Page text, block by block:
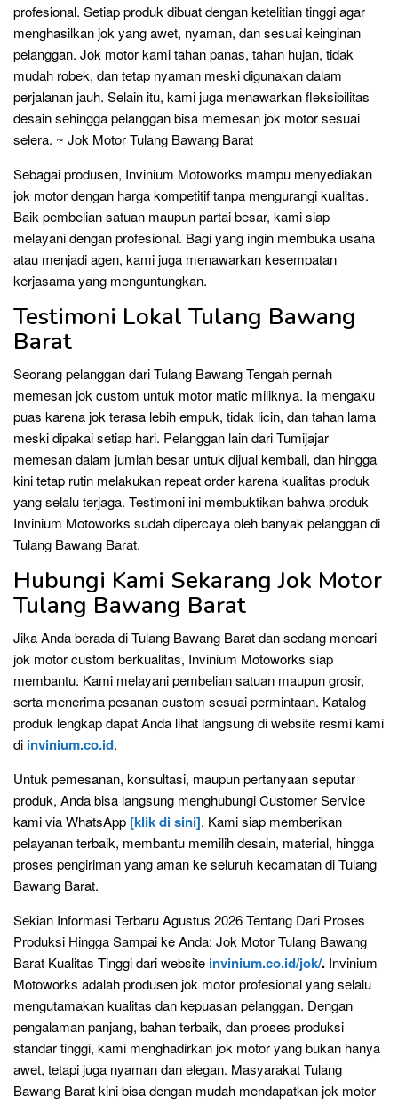
profesional. Setiap produk dibuat dengan ketelitian tinggi agar
menghasilkan jok yang awet, nyaman, dan sesuai keinginan
pelanggan. Jok motor kami tahan panas, tahan hujan, tidak
mudah robek, dan tetap nyaman meski digunakan dalam
perjalanan jauh. Selain itu, kami juga menawarkan fleksibilitas
desain sehingga pelanggan bisa memesan jok motor sesuai
selera. ~ Jok Motor Tulang Bawang Barat
Sebagai produsen, Invinium Motoworks mampu menyediakan
jok motor dengan harga kompetitif tanpa mengurangi kualitas.
Baik pembelian satuan maupun partai besar, kami siap
melayani dengan profesional. Bagi yang ingin membuka usaha
atau menjadi agen, kami juga menawarkan kesempatan
kerjasama yang menguntungkan.
Testimoni Lokal Tulang Bawang
Barat
Seorang pelanggan dari Tulang Bawang Tengah pernah
memesan jok custom untuk motor matic miliknya. Ia mengaku
puas karena jok terasa lebih empuk, tidak licin, dan tahan lama
meski dipakai setiap hari. Pelanggan lain dari Tumijajar
memesan dalam jumlah besar untuk dijual kembali, dan hingga
kini tetap rutin melakukan repeat order karena kualitas produk
yang selalu terjaga. Testimoni ini membuktikan bahwa produk
Invinium Motoworks sudah dipercaya oleh banyak pelanggan di
Tulang Bawang Barat.
Hubungi Kami Sekarang Jok Motor
Tulang Bawang Barat
Jika Anda berada di Tulang Bawang Barat dan sedang mencari
jok motor custom berkualitas, Invinium Motoworks siap
membantu. Kami melayani pembelian satuan maupun grosir,
serta menerima pesanan custom sesuai permintaan. Katalog
produk lengkap dapat Anda lihat langsung di website resmi kami
di invinium.co.id.
Untuk pemesanan, konsultasi, maupun pertanyaan seputar
produk, Anda bisa langsung menghubungi Customer Service
kami via WhatsApp [klik di sini]. Kami siap memberikan
pelayanan terbaik, membantu memilih desain, material, hingga
proses pengiriman yang aman ke seluruh kecamatan di Tulang
Bawang Barat.
Sekian Informasi Terbaru Agustus 2026 Tentang Dari Proses
Produksi Hingga Sampai ke Anda: Jok Motor Tulang Bawang
Barat Kualitas Tinggi dari website invinium.co.id/jok/. Invinium
Motoworks adalah produsen jok motor profesional yang selalu
mengutamakan kualitas dan kepuasan pelanggan. Dengan
pengalaman panjang, bahan terbaik, dan proses produksi
standar tinggi, kami menghadirkan jok motor yang bukan hanya
awet, tetapi juga nyaman dan elegan. Masyarakat Tulang
Bawang Barat kini bisa dengan mudah mendapatkan jok motor